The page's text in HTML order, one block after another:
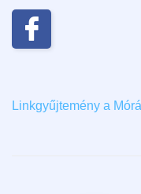
Linkgyűjtemény a